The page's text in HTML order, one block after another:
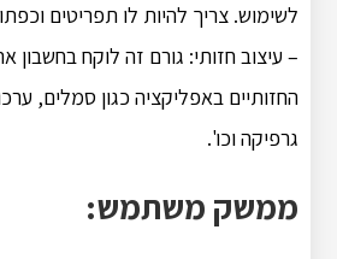
לשימוש. צריך להיות לו תפריטים
– עיצוב חזותי: גורם זה לוקח בחשבון
החזותיים באפליקציה כגון סמלים,
גרפיקה וכו'.
ממשק משתמש: